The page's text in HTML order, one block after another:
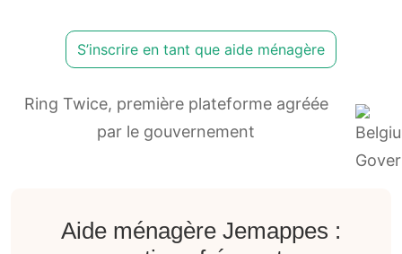
librement votre rémunération
Recevez le paiement de vos prestations sous 48
heures
S’inscrire en tant que aide ménagère